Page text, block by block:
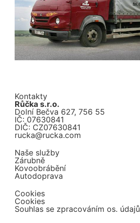
Kontakty
Růčka s.r.o.
Dolní Bečva 627, 756 55
IČ: 07630841
DIČ: CZ07630841
rucka@rucka.com
Naše služby
Zárubně
Kovoobrábění
Autodoprava
Cookies
Cookies
Souhlas se zpracováním os. údajů